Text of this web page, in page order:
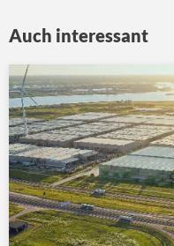
Auch interessant